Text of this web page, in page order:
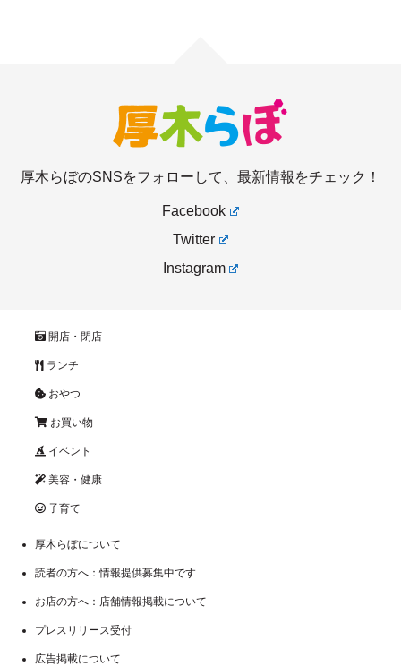
厚木らぼのSNSをフォローして、最新情報をチェック！
Facebook
Twitter
Instagram
開店・閉店
ランチ
おやつ
お買い物
イベント
美容・健康
子育て
厚木らぼについて
読者の方へ：情報提供募集中です
お店の方へ：店舗情報掲載について
プレスリリース受付
広告掲載について